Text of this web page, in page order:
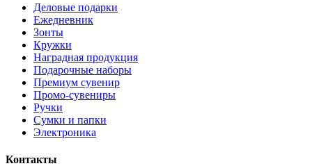
Деловые подарки
Ежедневник
Зонты
Кружки
Наградная продукция
Подарочные наборы
Премиум сувенир
Промо-сувениры
Ручки
Сумки и папки
Электроника
Контакты